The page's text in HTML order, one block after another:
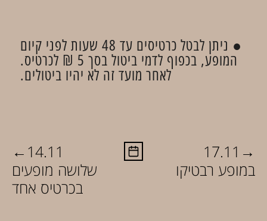
● ניתן לבטל כרטיסים עד 48 שעות לפני קיום
המופע, בכפוף לדמי ביטול בסך 5 ₪ לכרטיס.
לאחר מועד זה לא יהיו ביטולים.
← 14.11
שלושה מופעים
בכרטיס אחד
17.11 →
במופע רבטיקו